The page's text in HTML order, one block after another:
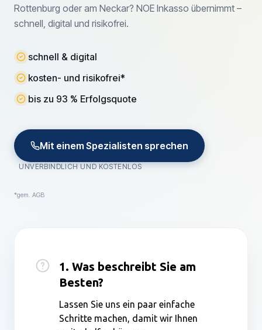
Rottenburg oder am Neckar? NOE Inkasso übernimmt –
schnell, digital und risikofrei.
schnell & digital
kosten- und risikofrei*
bis zu 93 % Erfolgsquote
Mit einem Spezialisten sprechen
UNVERBINDLICH UND KOSTENLOS
*gem. AGB